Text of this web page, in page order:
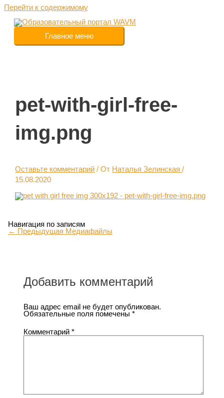
Перейти к содержимому
Главное меню
pet-with-girl-free-
img.png
Оставьте комментарий / От Наталья Зелинская/
15.08.2020
Навигация по записям
← Предыдущая Медиафайлы
Добавить комментарий
Ваш адрес email не будет опубликован.
Обязательные поля помечены*
Комментарий*